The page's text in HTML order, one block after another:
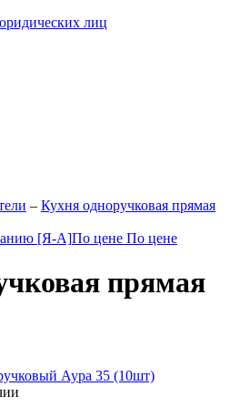
лиц
– Кухня одноручковая прямая
[Я-А]По цене По цене
прямая
Аура 35 (10шт)